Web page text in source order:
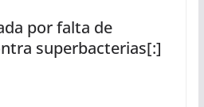
por falta de
superbacterias[:]